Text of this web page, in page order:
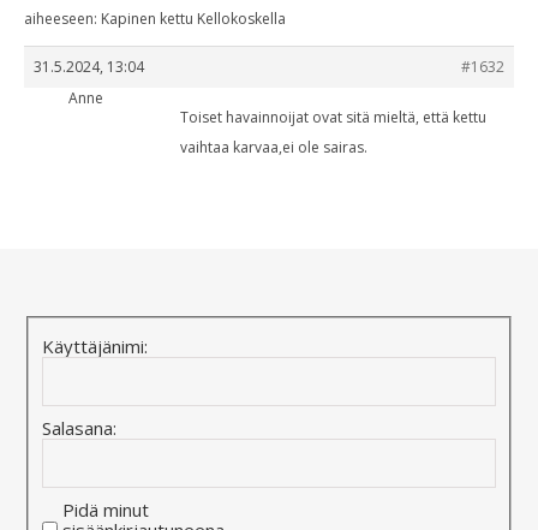
aiheeseen: Kapinen kettu Kellokoskella
31.5.2024, 13:04
#1632
Anne
Toiset havainnoijat ovat sitä mieltä, että kettu
vaihtaa karvaa,ei ole sairas.
Käyttäjänimi:
Salasana:
Pidä minut